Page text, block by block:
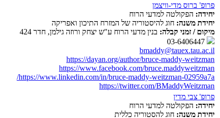
פרופ' ברוס מדי-וויצמן
יחידה: הפקולטה למדעי הרוח
יחידת משנה: חוג להיסטוריה של המזרח התיכון ואפריקה
מיקום / זמני קבלה: בנין מדעי הרוח ע"ש יצחק ורוזה גילמן, חדר 424
bmaddy@tauex.tau.ac.il
https://dayan.org/author/bruce-maddy-weitzman
https://www.facebook.com/bruce.maddyweitzman
https://www.linkedin.com/in/bruce-maddy-weitzman-02959a7a/
https://twitter.com/BMaddyWeitzman
פרופ' צבי מדין
יחידה: הפקולטה למדעי הרוח
יחידת משנה: חוג להסטוריה כללית